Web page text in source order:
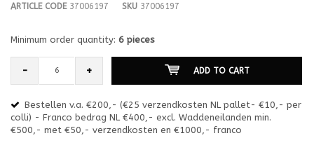
ARTICLE CODE37006197 SKU 37006197
Minimum order quantity: 6 pieces
- + ADD TO CART
Bestellen v.a. €200,- (€25 verzendkosten NL pallet- €10,- per
colli) - Franco bedrag NL €400,- excl. Waddeneilanden min.
€500,- met €50,- verzendkosten en €1000,- franco